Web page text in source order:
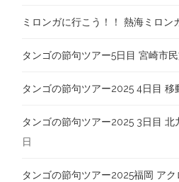
ミロンガに行こう！！ 熱海ミロン
タンゴの節句ツアー5日目 宮崎市
タンゴの節句ツアー2025 4日目 移
タンゴの節句ツアー2025 3日目 北
日
タンゴの節句ツアー2025福岡 ア